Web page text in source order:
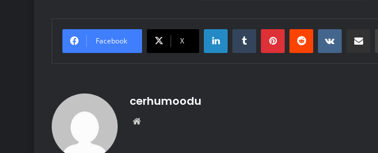
Facebook X
LinkedInTumblr PinterestReddit
cerhumoodu